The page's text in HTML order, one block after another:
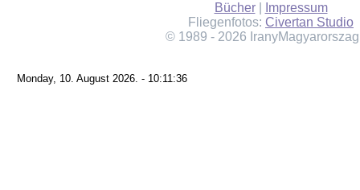
Bücher|
Impressum
Fliegenfotos: Civertan Studio
© 1989 - 2026
Monday, 10. August 2026. - 10:11:36